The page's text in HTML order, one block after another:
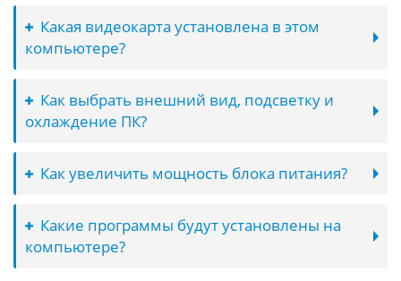
Какая видеокарта установлена в этом
компьютере?
Как выбрать внешний вид, подсветку и
охлаждение ПК?
Как увеличить мощность блока питания?
Какие программы будут установлены на
компьютере?